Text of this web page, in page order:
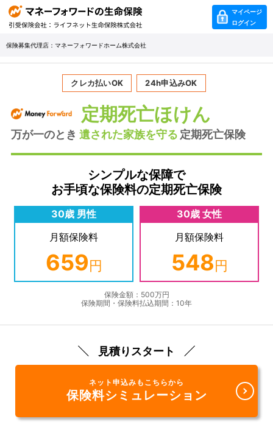
マイページ
ログイン
保険募集代理店：マネーフォワードホーム株式会社
クレカ払いOK 24h申込みOK
定期死亡ほけん
万が一のとき 遺された家族を守る 定期死亡保険
シンプルな保障で
お手頃な保険料の定期死亡保険
30歳 男性
月額保険料
659円
30歳 女性
月額保険料
548円
保険金額：500万円
保険期間・保険料払込期間：10年
見積りスタート
ネット申込みもこちらから
保険料シミュレーション